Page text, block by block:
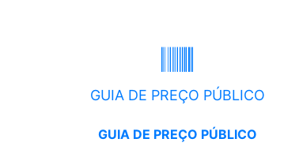
GUIA DE PREÇO PÚBLICO
GUIA DE PREÇO PÚBLICO